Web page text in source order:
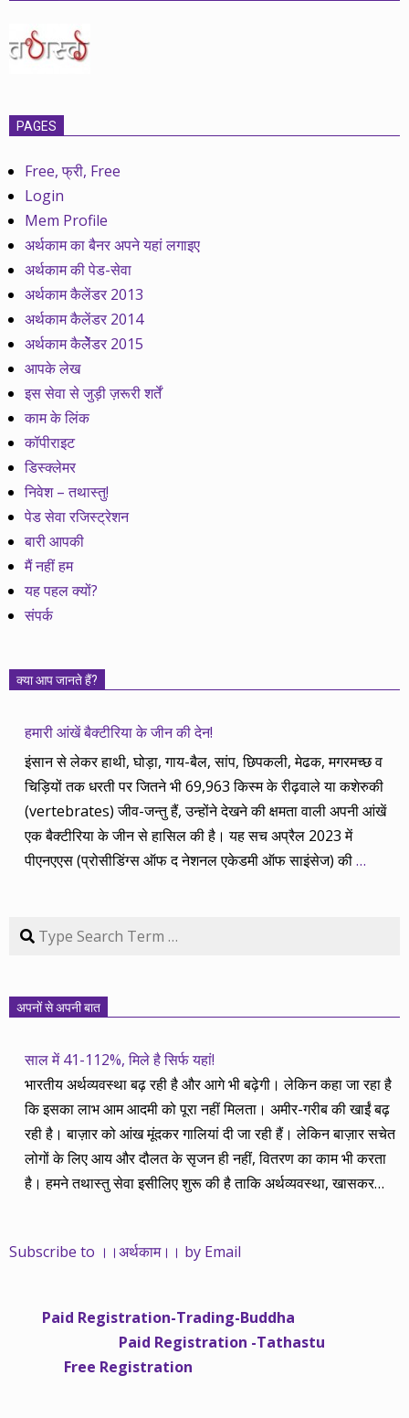
PAGES
Free, फ्री, Free
Login
Mem Profile
अर्थकाम का बैनर अपने यहां लगाइए
अर्थकाम की पेड-सेवा
अर्थकाम कैलेंडर 2013
अर्थकाम कैलेंडर 2014
अर्थकाम कैलेेंडर 2015
आपके लेख
इस सेवा से जुड़ी ज़रूरी शर्तें
काम के लिंक
कॉपीराइट
डिस्क्लेमर
निवेश – तथास्तु!
पेड सेवा रजिस्ट्रेशन
बारी आपकी
मैं नहीं हम
यह पहल क्यों?
संपर्क
क्या आप जानते हैं?
हमारी आंखें बैक्टीरिया के जीन की देन!
इंसान से लेकर हाथी, घोड़ा, गाय-बैल, सांप, छिपकली, मेढक, मगरमच्छ व
चिड़ियों तक धरती पर जितने भी 69,963 किस्म के रीढ़वाले या कशेरुकी
(vertebrates) जीव-जन्तु हैं, उन्होंने देखने की क्षमता वाली अपनी आंखें
एक बैक्टीरिया के जीन से हासिल की है। यह सच अप्रैल 2023 में
पीएनएएस (प्रोसीडिंग्स ऑफ द नेशनल एकेडमी ऑफ साइंसेज) की…
Search
अपनों से अपनी बात
साल में 41-112%, मिले है सिर्फ यहां!
भारतीय अर्थव्यवस्था बढ़ रही है और आगे भी बढ़ेगी। लेकिन कहा जा रहा है
कि इसका लाभ आम आदमी को पूरा नहीं मिलता। अमीर-गरीब की खाईं बढ़
रही है। बाज़ार को आंख मूंदकर गालियां दी जा रही हैं। लेकिन बाज़ार सचेत
लोगों के लिए आय और दौलत के सृजन ही नहीं, वितरण का काम भी करता
है। हमने तथास्तु सेवा इसीलिए शुरू की है ताकि अर्थव्यवस्था, खासकर
महंगाई की दर 10 प्रतिशत से ऊपर रहती है। वे भागकर जाते हैं सोने और
नहीं आती। खुद उनके कितने काम आएगी, यह भी पक्का नहीं। जो पिछले
साढ़े चार सालों से अर्थकाम से जुड़े हैं, वे हमारी ईमानदारी और सत्यनिष्ठा से
भलीभांति वाकिफ हैं। शुरू में हम भी कच्चे थे तो बाज़ार के उस्तादों के जाल
में फंस गए। गलतियां कीं। लेकिन जैसे ही समझ में आया, खटाक से उनसे
Subscribe to ।।अर्थकाम।। by Email
Paid Registration-Trading-Buddha
Paid Registration -Tathastu
Free Registration